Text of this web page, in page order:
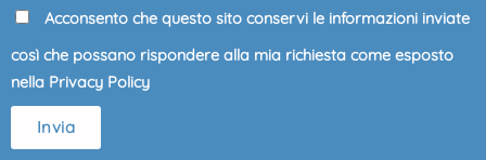
Acconsento che questo sito conservi le informazioni inviate
così che possano rispondere alla mia richiesta come esposto
nella Privacy Policy
Invia